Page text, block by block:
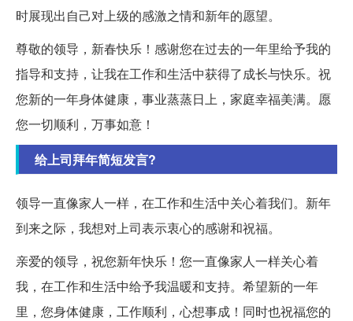
时展现出自己对上级的感激之情和新年的愿望。
尊敬的领导，新春快乐！感谢您在过去的一年里给予我的
指导和支持，让我在工作和生活中获得了成长与快乐。祝
您新的一年身体健康，事业蒸蒸日上，家庭幸福美满。愿
您一切顺利，万事如意！
给上司拜年简短发言?
领导一直像家人一样，在工作和生活中关心着我们。新年
到来之际，我想对上司表示衷心的感谢和祝福。
亲爱的领导，祝您新年快乐！您一直像家人一样关心着
我，在工作和生活中给予我温暖和支持。希望新的一年
里，您身体健康，工作顺利，心想事成！同时也祝福您的